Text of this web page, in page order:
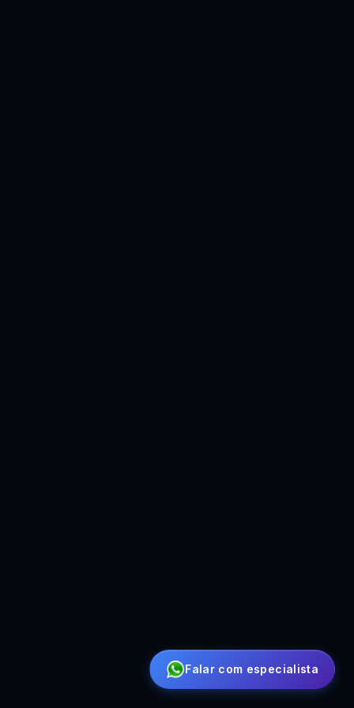
Falar com especialista